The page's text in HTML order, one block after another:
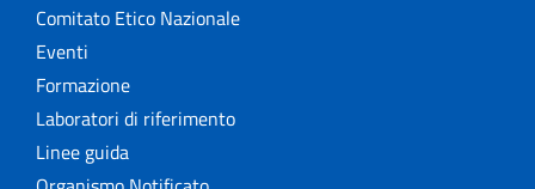
Comitato Etico Nazionale
Eventi
Formazione
Laboratori di riferimento
Linee guida